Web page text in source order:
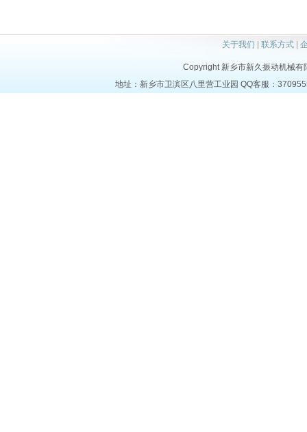
关于我们 联系方式|
Copyright 新乡市新久振动机械
地址：新乡市卫滨区八里营工业园 QQ客服：